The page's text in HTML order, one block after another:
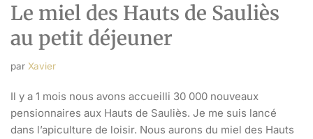
Le miel des Hauts de Sauliès
au petit déjeuner
par Xavier
Il y a 1 mois nous avons accueilli 30 000 nouveaux
pensionnaires aux Hauts de Sauliès. Je me suis lancé
dans l’apiculture de loisir. Nous aurons du miel des Hauts